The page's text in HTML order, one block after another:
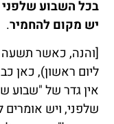
בכל השבוע
יש מקום להחמיר.
[והנה, כאשר
ליום ראשון), כאן
אין גדר של "שבוע
שלפני, ויש